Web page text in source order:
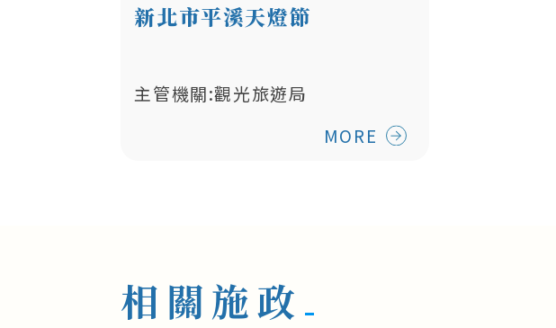
新北市平溪天燈節
主管機關:觀光旅遊局
MORE
相關施政